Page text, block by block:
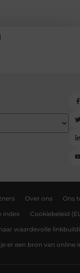
Over ons Ons
index Cookiebeleid
waardevolle
er een bron van online